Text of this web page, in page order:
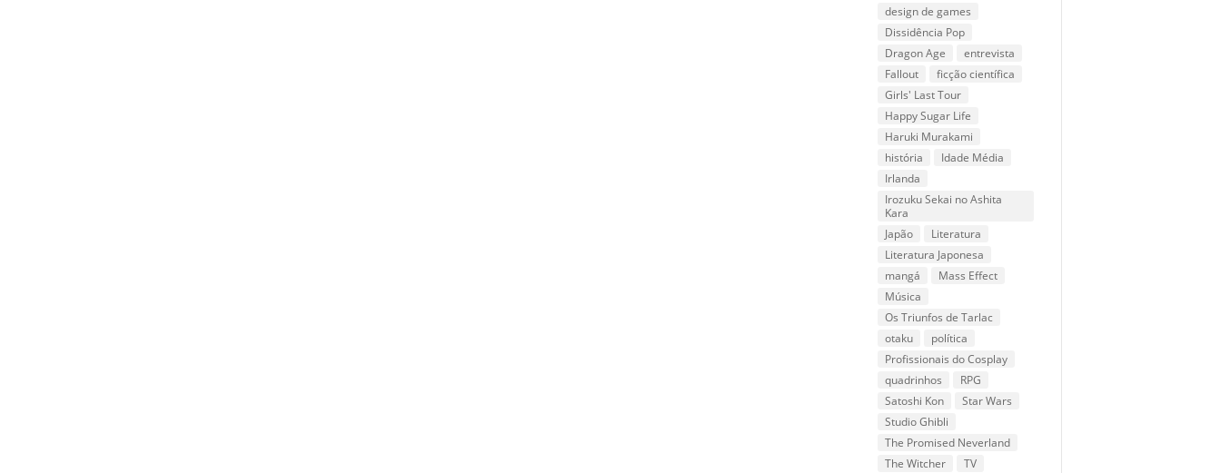
design de games
Dissidência Pop
Dragon Age
entrevista
Fallout
ficção científica
Girls' Last Tour
Happy Sugar Life
Haruki Murakami
história
Idade Média
Irlanda
Irozuku Sekai no Ashita
Kara
Japão
Literatura
Literatura Japonesa
mangá
Mass Effect
Música
Os Triunfos de Tarlac
otaku
política
Profissionais do Cosplay
quadrinhos
RPG
Satoshi Kon
Star Wars
Studio Ghibli
The Promised Neverland
The Witcher
TV